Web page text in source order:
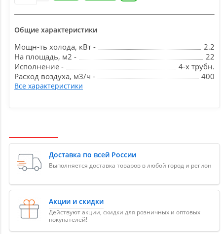
Общие характеристики
Мощн-ть холода, кВт -
2.2
На площадь, м2 -
22
Исполнение -
4-х трубн.
Расход воздуха, м3/ч -
400
Все характеристики
Доставка по всей России
Выполняется доставка товаров в любой город и регион
Акции и скидки
Действуют акции, скидки для розничных и оптовых
покупателей!